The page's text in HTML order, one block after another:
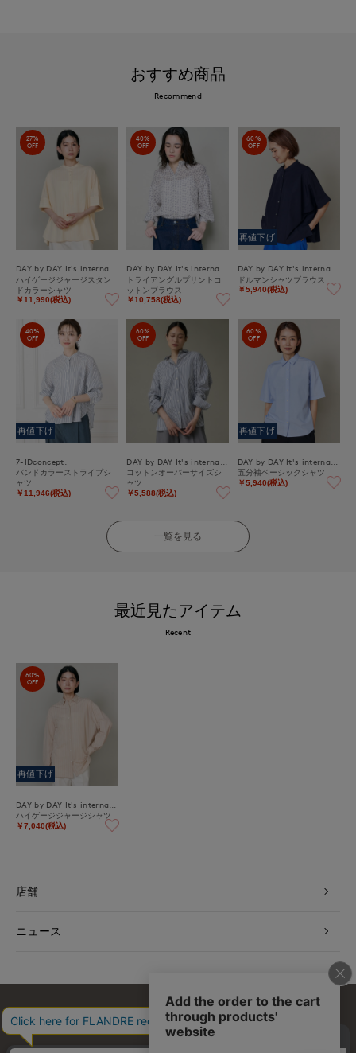
おすすめ商品
Recommend
27%
OFF
ハイゲージジャージスタン
ドカラーシャツ
￥11,990(税込)
40%
OFF
トライアングルプリントコ
ットンブラウス
￥10,758(税込)
60%
OFF
再値下げ
ドルマンシャツブラウス
￥5,940(税込)
40%
OFF
再値下げ
7-IDconcept.
バンドカラーストライプシ
ャツ
￥11,946(税込)
60%
OFF
コットンオーバーサイズシ
ャツ
￥5,588(税込)
60%
OFF
再値下げ
五分袖ベーシックシャツ
￥5,940(税込)
一覧を見る
最近見たアイテム
Recent
60%
OFF
再値下げ
ハイゲージジャージシャツ
￥7,040(税込)
店舗
ニュース